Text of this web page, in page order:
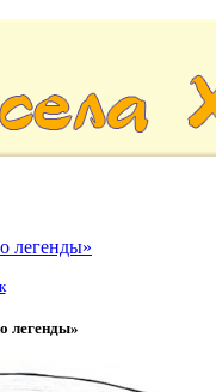
легенды»
легенды»